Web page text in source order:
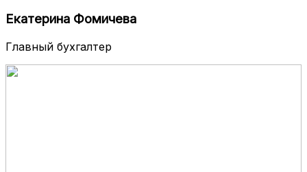
Екатерина Фомичева
Главный бухгалтер